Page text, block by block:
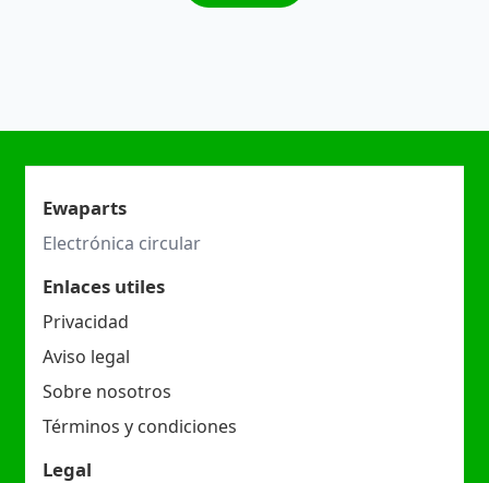
Ewaparts
Electrónica circular
Enlaces utiles
Privacidad
Aviso legal
Sobre nosotros
Términos y condiciones
Legal